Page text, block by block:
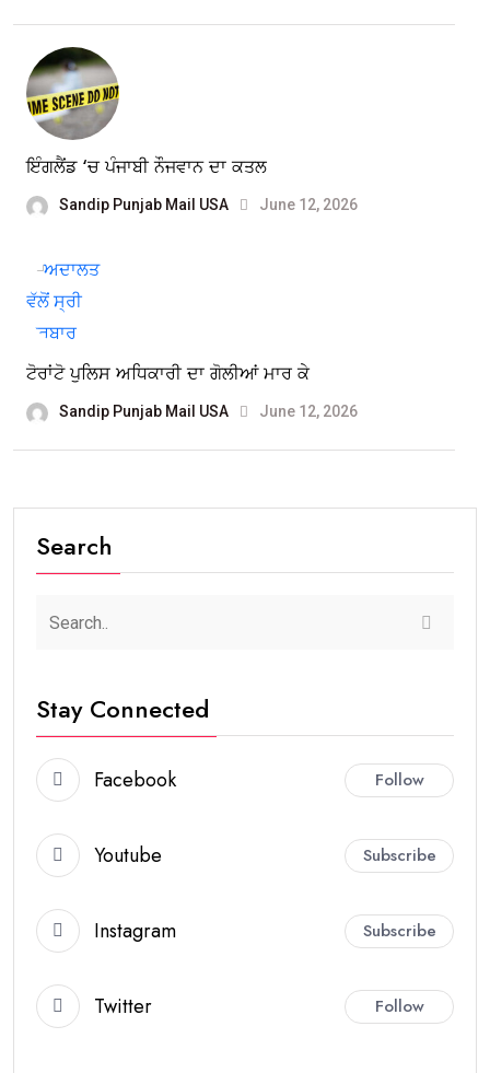
ਇੰਗਲੈਂਡ ‘ਚ ਪੰਜਾਬੀ ਨੌਜਵਾਨ ਦਾ ਕਤਲ
Sandip Punjab Mail USA June 12, 2026
ਟੋਰਾਂਟੋ ਪੁਲਿਸ ਅਧਿਕਾਰੀ ਦਾ ਗੋਲੀਆਂ ਮਾਰ ਕੇ
Sandip Punjab Mail USA June 12, 2026
Search
Stay Connected
Facebook Follow
Youtube Subscribe
Instagram Subscribe
Twitter Follow